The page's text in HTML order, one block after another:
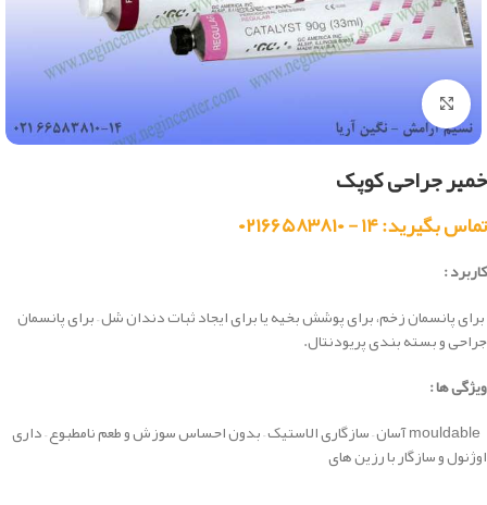
بزرگنمایی تصویر
خمیر جراحی کوپک
تماس بگیرید: ۱۴ - ۰۲۱۶۶۵۸۳۸۱۰
کاربرد :
برایپانسمان زخم،برای پوششبخیه یابرای ایجاد ثباتدندان شل–برای پانسمان
جراحی وبسته بندیپریودنتال.
ویژگی ها :
mouldableآسان –سازگاریالاستیک–بدوناحساس سوزشوطعم نامطبوع – داری
اوژنول و سازگار با رزین های